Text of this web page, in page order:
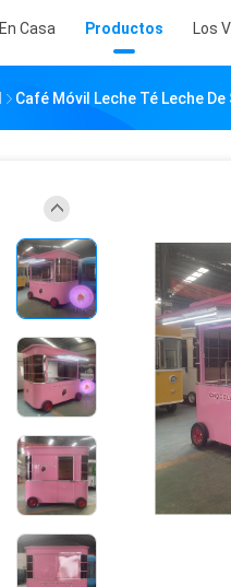
En Casa Productos Los
Café Móvil Leche Té Leche